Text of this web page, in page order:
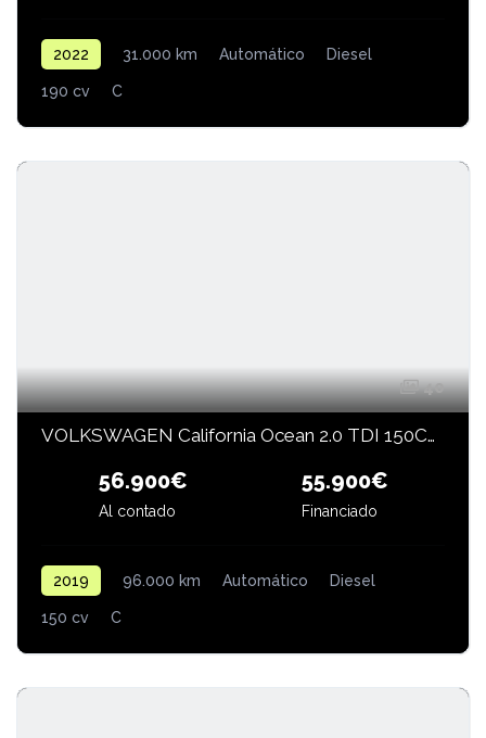
2022 31.000 km Automático Diesel
190 cv C
40
VOLKSWAGEN California Ocean 2.0 TDI 150CV BMT DSG
56.900€
Al contado
55.900€
Financiado
2019 96.000 km Automático Diesel
150 cv C